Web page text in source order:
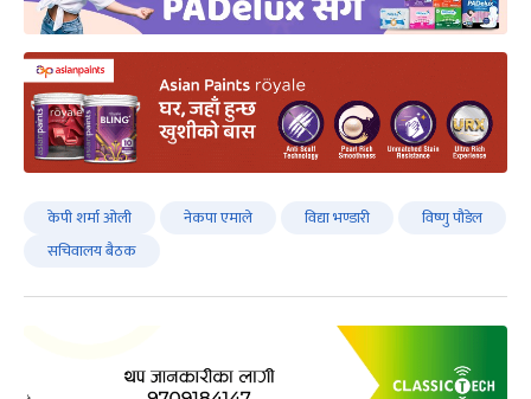
केपी शर्मा ओली नेकपा एमाले विद्या भण्डारी
विष्णु पौडेल
सचिवालय बैठक